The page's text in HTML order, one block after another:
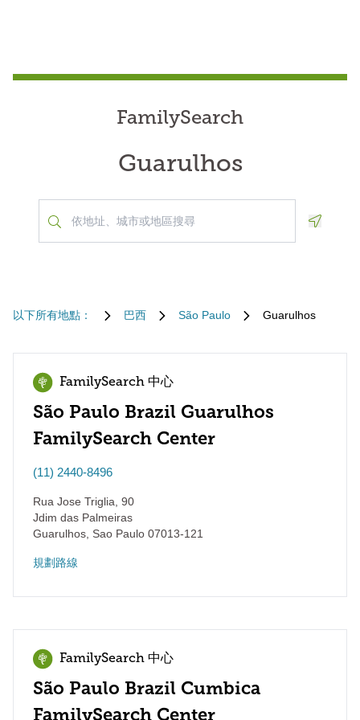
FamilySearch
Guarulhos
以下所有地點： 巴西 São Paulo Guarulhos
FamilySearch 中心
São Paulo Brazil Guarulhos
FamilySearch Center
(11) 2440-8496
Rua Jose Triglia, 90
Jdim das Palmeiras
Guarulhos Sao Paulo 07013-121
規劃路線
FamilySearch 中心
São Paulo Brazil Cumbica
FamilySearch Center